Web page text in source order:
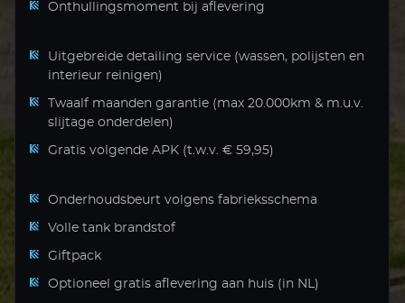
Onthullingsmoment bij aflevering
Uitgebreide detailing service (wassen, polijsten en
interieur reinigen)
Twaalf maanden garantie (max 20.000km & m.u.v.
slijtage onderdelen)
Gratis volgende APK (t.w.v. € 59,95)
Onderhoudsbeurt volgens fabrieksschema
Volle tank brandstof
Giftpack
Optioneel gratis aflevering aan huis (in NL)